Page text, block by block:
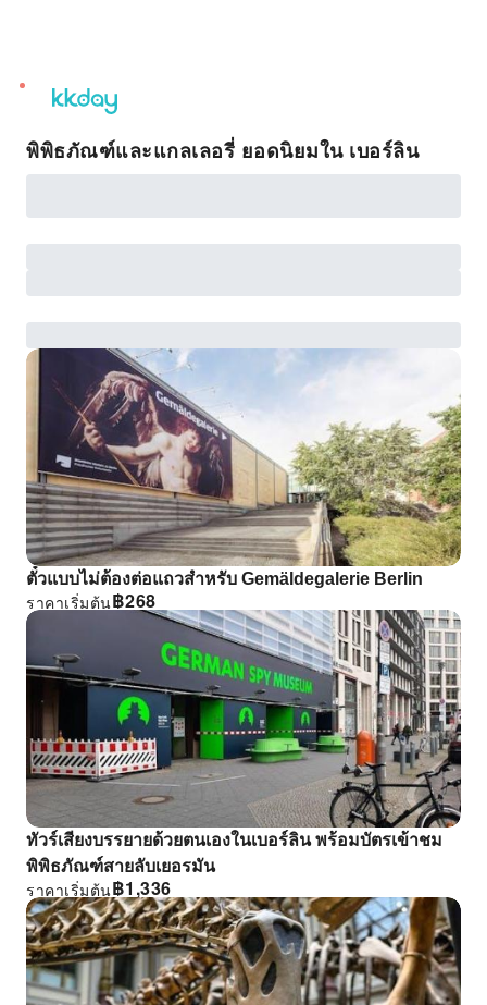
unread
notifications
พิพิธภัณฑ์และแกลเลอรี่ ยอดนิยมใน เบอร์ลิน
ตั๋วแบบไม่ต้องต่อแถวสําหรับ Gemäldegalerie Berlin
฿268
ราคาเริ่มต้น
ทัวร์เสียงบรรยายด้วยตนเองในเบอร์ลิน พร้อมบัตรเข้าชม
พิพิธภัณฑ์สายลับเยอรมัน
฿1,336
ราคาเริ่มต้น